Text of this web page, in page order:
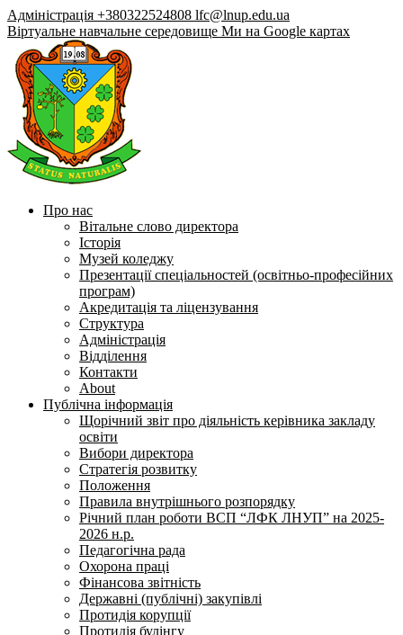
Адміністрація +380322524808 lfc@lnup.edu.ua
Віртуальне навчальне середовище Ми на Google картах
Про нас
Вітальне слово директора
Історія
Музей коледжу
Презентації спеціальностей (освітньо-професійних
програм)
Акредитація та ліцензування
Структура
Адміністрація
Відділення
Контакти
About
Публічна інформація
Щорічний звіт про діяльність керівника закладу
освіти
Вибори директора
Стратегія розвитку
Положення
Правила внутрішнього розпорядку
Річний план роботи ВСП “ЛФК ЛНУП” на 2025-
2026 н.р.
Педагогічна рада
Охорона праці
Фінансова звітність
Державні (публічні) закупівлі
Протидія корупції
Протидія булінгу